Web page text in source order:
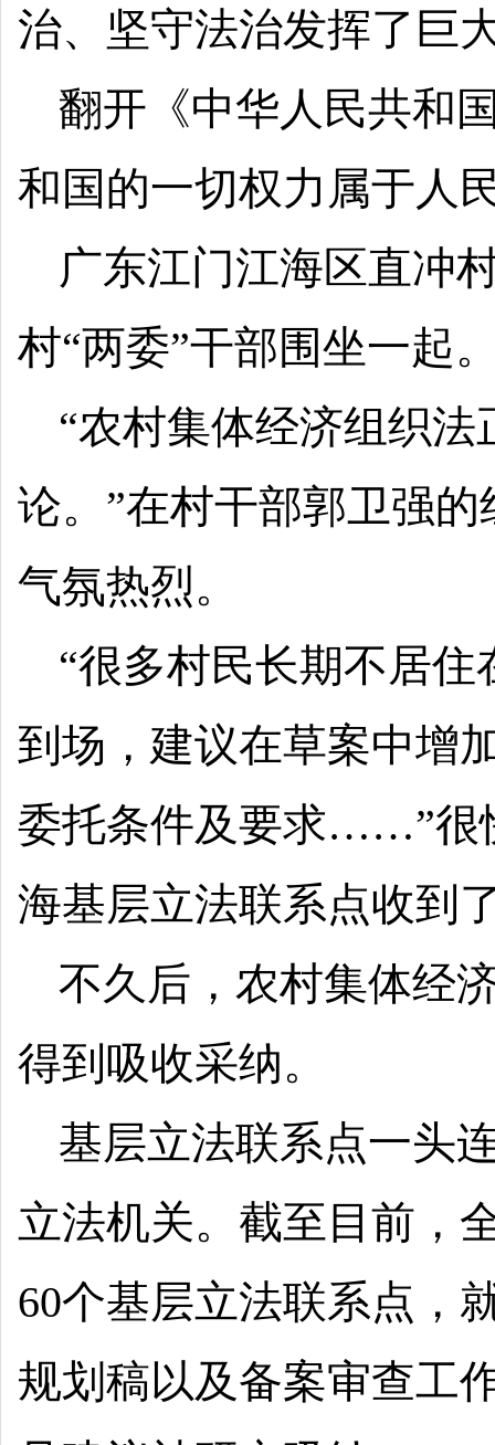
治、坚守法治发挥了巨
翻开《中华人民共和
和国的一切权力属于人
广东江门江海区直冲
村“两委”干部围坐一起
“农村集体经济组织
论。”在村干部郭卫强
气氛热烈。
“很多村民长期不居
到场，建议在草案中增
委托条件及要求……”很
海基层立法联系点收到
不久后，农村集体经
得到吸收采纳。
基层立法联系点一头
立法机关。截至目前，
60个基层立法联系点，
规划稿以及备案审查工